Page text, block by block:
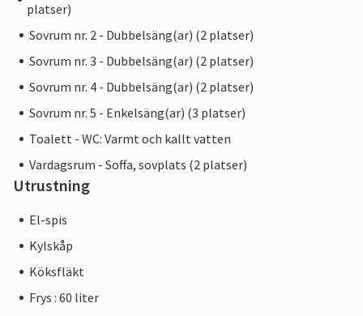
platser)
Sovrum nr. 2 - Dubbelsäng(ar) (2 platser)
Sovrum nr. 3 - Dubbelsäng(ar) (2 platser)
Sovrum nr. 4 - Dubbelsäng(ar) (2 platser)
Sovrum nr. 5 - Enkelsäng(ar) (3 platser)
Toalett - WC: Varmt och kallt vatten
Vardagsrum - Soffa, sovplats (2 platser)
Utrustning
El-spis
Kylskåp
Köksfläkt
Frys : 60 liter